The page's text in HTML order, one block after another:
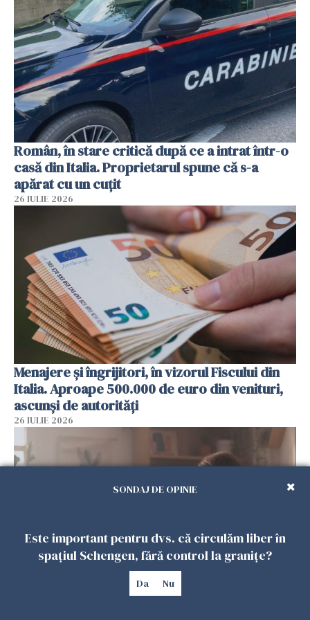
Român, în stare critică după ce a intrat într-o
casă din Italia. Proprietarul spune că s-a
apărat cu un cuțit
26 IULIE 2026
Menajere și îngrijitori, în vizorul Fiscului din
Italia. Aproape 500.000 de euro din venituri,
ascunși de autorități
26 IULIE 2026
Vrei să te muți în SUA? Un studiu Harvard
SONDAJ DE OPINIE
Este important pentru dvs. că circulăm liber în
spațiul Schengen, fără control la granițe?
Da Nu